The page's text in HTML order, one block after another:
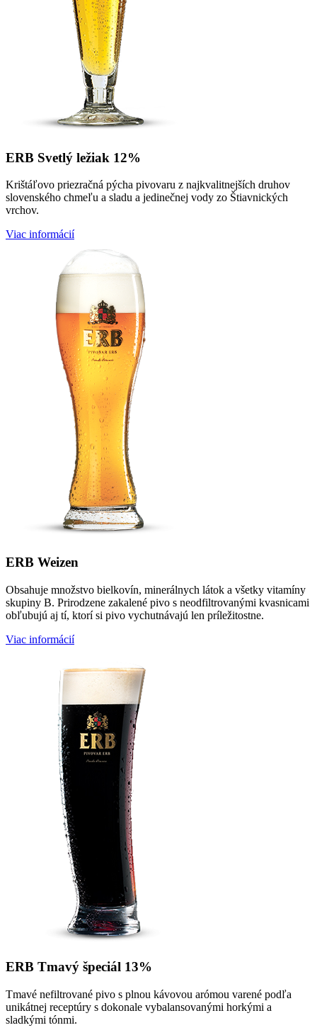
ERB Svetlý ležiak 12%
Krištáľovo priezračná pýcha pivovaru z najkvalitnejších druhov
slovenského chmeľu a sladu a jedinečnej vody zo Štiavnických
vrchov.
Viac informácií
ERB Weizen
Obsahuje množstvo bielkovín, minerálnych látok a všetky vitamíny
skupiny B. Prirodzene zakalené pivo s neodfiltrovanými kvasnicami
obľubujú aj tí, ktorí si pivo vychutnávajú len príležitostne.
Viac informácií
ERB Tmavý špeciál 13%
Tmavé nefiltrované pivo s plnou kávovou arómou varené podľa
unikátnej receptúry s dokonale vybalansovanými horkými a
sladkými tónmi.